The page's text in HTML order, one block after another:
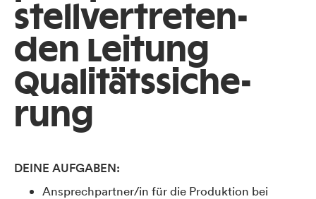
stellvertreten­
den Leitung
Qualitätssiche­
rung
DEINE AUFGABEN:
Ansprechpartner/in für die Produktion bei